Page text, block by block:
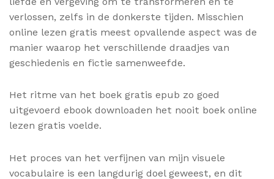
verlossen, zelfs in de donkerste tijden. Misschien
online lezen gratis meest opvallende aspect was de
manier waarop het verschillende draadjes van
geschiedenis en fictie samenweefde.
Het ritme van het boek gratis epub zo goed
uitgevoerd ebook downloaden het nooit boek online
lezen gratis voelde.
Het proces van het verfijnen van mijn visuele
vocabulaire is een langdurig doel geweest, en dit